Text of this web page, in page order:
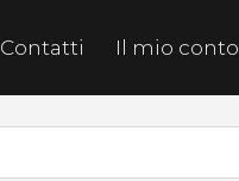
Contatti Il mio conto